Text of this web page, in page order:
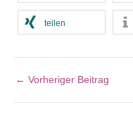
teilen
← Vorheriger Beitrag